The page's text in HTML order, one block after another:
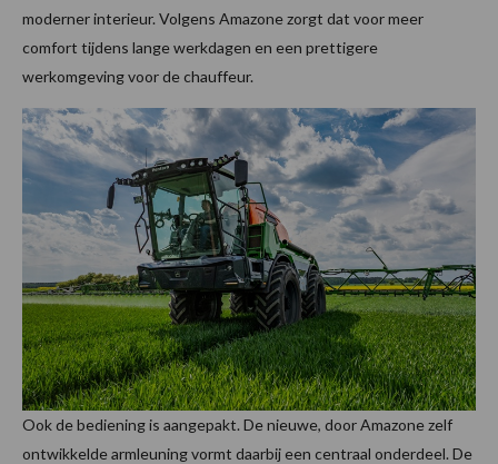
moderner interieur. Volgens Amazone zorgt dat voor meer
comfort tijdens lange werkdagen en een prettigere
werkomgeving voor de chauffeur.
Ook de bediening is aangepakt. De nieuwe, door Amazone zelf
ontwikkelde armleuning vormt daarbij een centraal onderdeel. De